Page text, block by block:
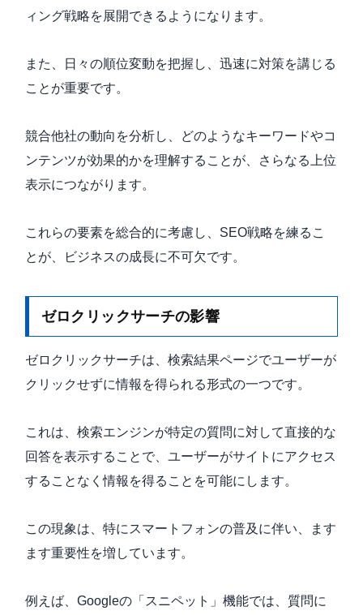
ィング戦略を展開できるようになります。
また、日々の順位変動を把握し、迅速に対策を講じる
ことが重要です。
競合他社の動向を分析し、どのようなキーワードやコ
ンテンツが効果的かを理解することが、さらなる上位
表示につながります。
これらの要素を総合的に考慮し、SEO戦略を練るこ
とが、ビジネスの成長に不可欠です。
ゼロクリックサーチの影響
ゼロクリックサーチは、検索結果ページでユーザーが
クリックせずに情報を得られる形式の一つです。
これは、検索エンジンが特定の質問に対して直接的な
回答を表示することで、ユーザーがサイトにアクセス
することなく情報を得ることを可能にします。
この現象は、特にスマートフォンの普及に伴い、ます
ます重要性を増しています。
例えば、Googleの「スニペット」機能では、質問に